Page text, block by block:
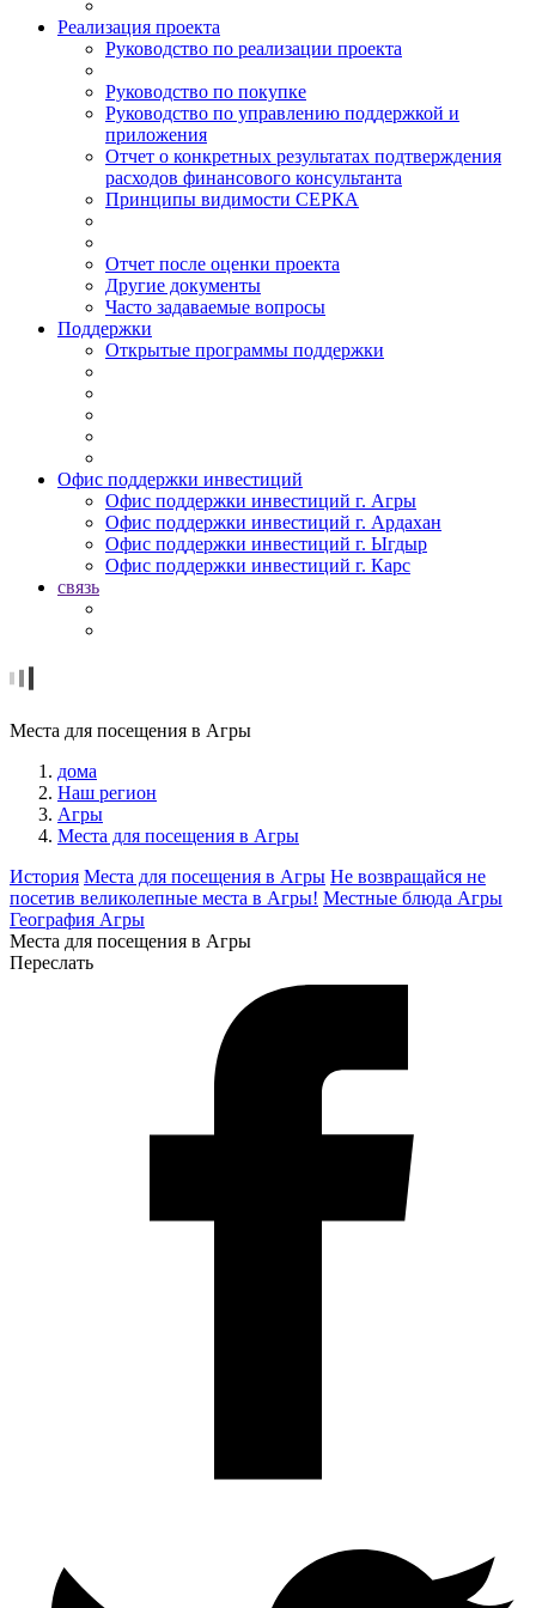
Реализация проекта
Руководство по реализации проекта
Руководство по покупке
Руководство по управлению поддержкой и
приложения
Отчет о конкретных результатах подтверждения
расходов финансового консультанта
Принципы видимости СЕРКА
Отчет после оценки проекта
Другие документы
Часто задаваемые вопросы
Поддержки
Открытые программы поддержки
Офис поддержки инвестиций
Офис поддержки инвестиций г. Агры
Офис поддержки инвестиций г. Ардахан
Офис поддержки инвестиций г. Ыгдыр
Офис поддержки инвестиций г. Карс
связь
Места для посещения в Агры
дома
Наш регион
Агры
Места для посещения в Агры
История Места для посещения в Агры Не возвращайся не
посетив великолепные места в Агры! Местные блюда Агры
География Агры
Места для посещения в Агры
Переслать